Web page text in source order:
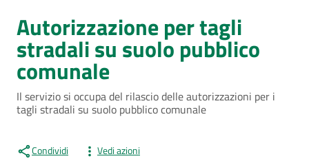
Autorizzazione per tagli
stradali su suolo pubblico
comunale
Il servizio si occupa del rilascio delle autorizzazioni per i
tagli stradali su suolo pubblico comunale
Condividi Vedi azioni